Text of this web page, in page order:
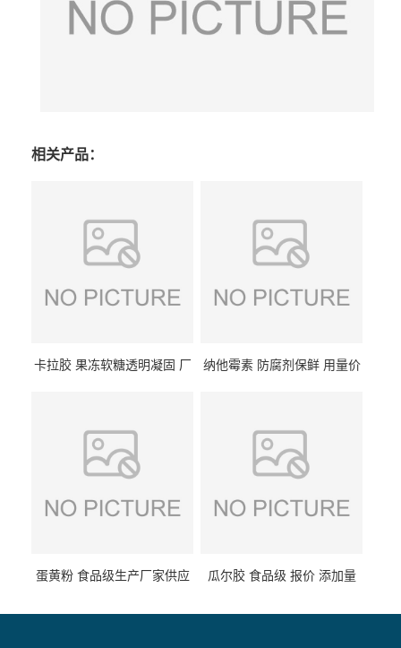
相关产品：
卡拉胶 果冻软糖透明凝固 厂
纳他霉素 防腐剂保鲜 用量价
蛋黄粉 食品级生产厂家供应 瓜尔胶 食品级 报价 添加量